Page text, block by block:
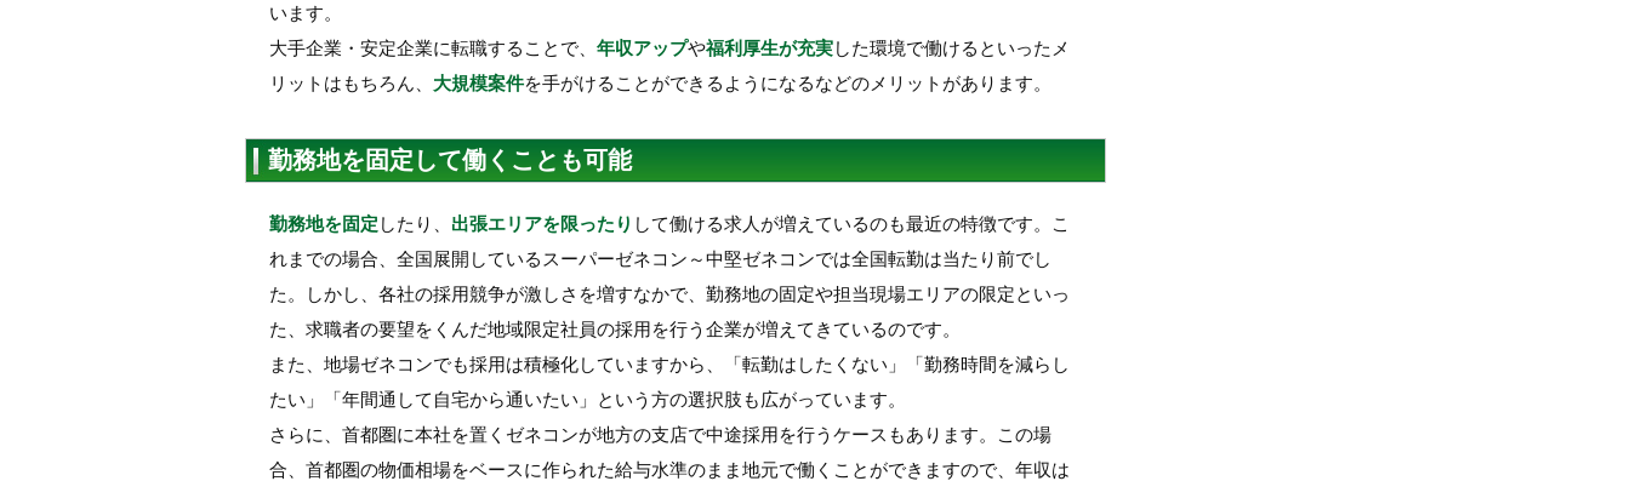
います。
大手企業・安定企業に転職することで、 年収アップや福利厚生が充実した環境で働けるといったメ
リットはもちろん、 大規模案件を手がけることができるようになるなどのメリットがあります。
勤務地を固定して働くことも可能
勤務地を固定 したり、 出張エリアを限ったり して働ける求人が増えているのも最近の特徴です。こ
れまでの場合、全国展開しているスーパーゼネコン～中堅ゼネコンでは全国転勤は当たり前でし
た。しかし、各社の採用競争が激しさを増すなかで、勤務地の固定や担当現場エリアの限定といっ
た、求職者の要望をくんだ地域限定社員の採用を行う企業が増えてきているのです。
また、地場ゼネコンでも採用は積極化していますから、「転勤はしたくない」「勤務時間を減らし
たい」「年間通して自宅から通いたい」という方の選択肢も広がっています。
さらに、首都圏に本社を置くゼネコンが地方の支店で中途採用を行うケースもあります。この場
合、首都圏の物価相場をベースに作られた給与水準のまま地元で働くことができますので、年収は